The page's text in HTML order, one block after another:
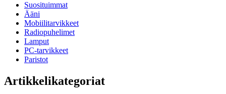
Suosituimmat
Ääni
Mobiilitarvikkeet
Radiopuhelimet
Lamput
PC-tarvikkeet
Paristot
Artikkelikategoriat